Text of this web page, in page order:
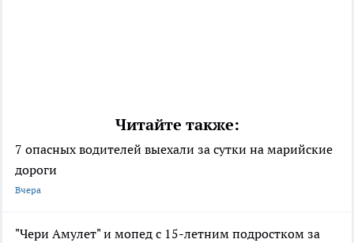
Читайте также:
7 опасных водителей выехали за сутки на марийские
дороги
Вчера
"Чери Амулет" и мопед с 15-летним подростком за